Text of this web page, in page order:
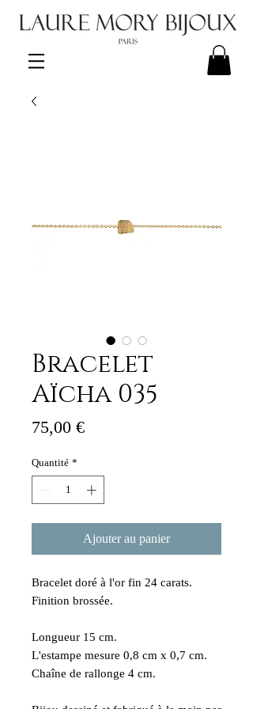
Bracelet
Aïcha 035
75,00 €Prix
Quantité *
Ajouter au panier
Bracelet doré à l'or fin 24 carats.
Finition brossée.
Longueur 15 cm.
L'estampe mesure 0,8 cm x 0,7 cm.
Chaîne de rallonge 4 cm.